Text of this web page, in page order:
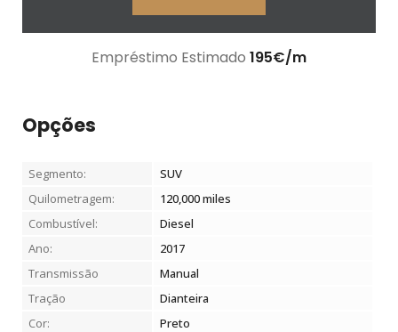
Empréstimo Estimado 195€/m
Opções
Segmento:
SUV
Quilometragem:
120,000miles
Combustível:
Diesel
Ano:
2017
Transmissão
Manual
Tração
Dianteira
Cor:
Preto